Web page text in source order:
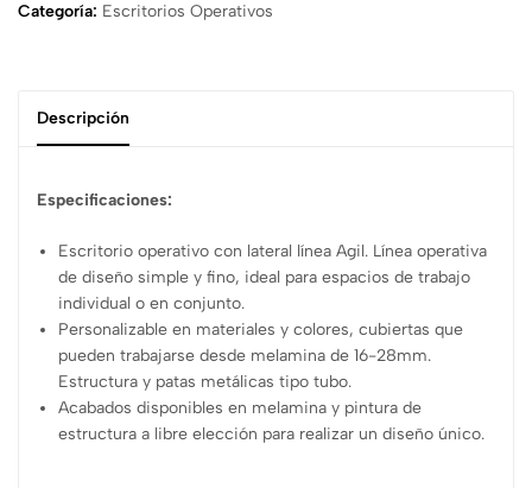
Categoría: Escritorios Operativos
Descripción
Especificaciones:
Escritorio operativo con lateral línea Agil. Línea operativa
de diseño simple y fino, ideal para espacios de trabajo
individual o en conjunto.
Personalizable en materiales y colores, cubiertas que
pueden trabajarse desde melamina de 16-28mm.
Estructura y patas metálicas tipo tubo.
Acabados disponibles en melamina y pintura de
estructura a libre elección para realizar un diseño único.